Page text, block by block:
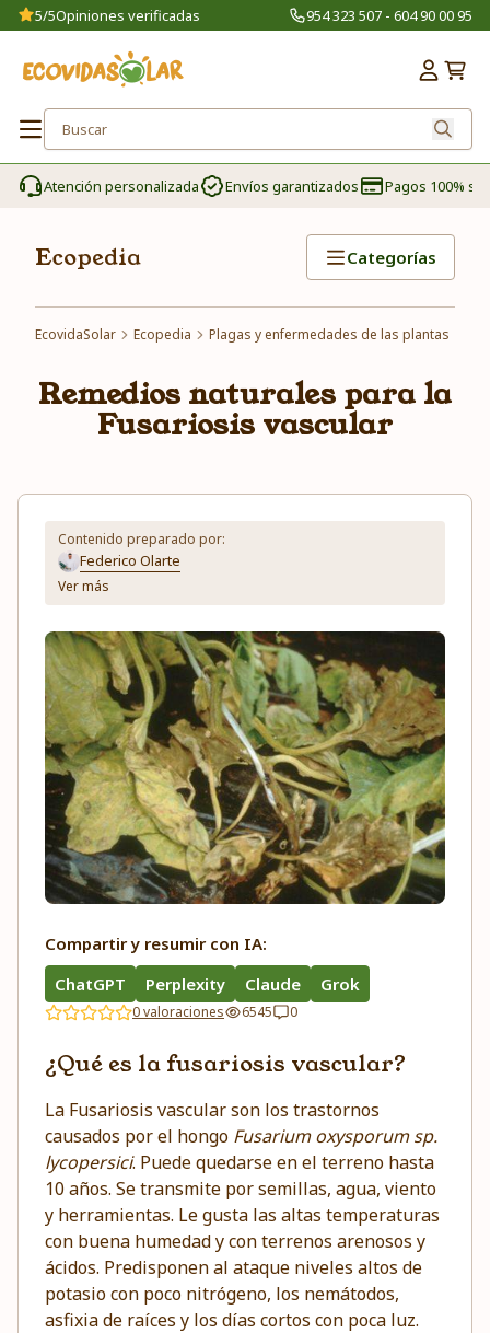
5/5Opiniones verificadas 954 323 507 - 604 90 00 95
Atención personalizada Envíos garantizados Pagos 100%
Ecopedia Categorías
EcovidaSolar Ecopedia Plagas y enfermedades de las plantas
Remedios naturales para la
Fusariosis vascular
Contenido preparado por:
Federico Olarte
Ver más
Compartir y resumir con IA:
ChatGPT
Perplexity Claude Grok
0 valoraciones 6545 0
¿Qué es la fusariosis vascular?
La Fusariosis vascular son los trastornos
causados por el hongo Fusarium oxysporum sp.
lycopersici. Puede quedarse en el terreno hasta
10 años. Se transmite por semillas, agua, viento
y herramientas. Le gusta las altas temperaturas
con buena humedad y con terrenos arenosos y
ácidos. Predisponen al ataque niveles altos de
potasio con poco nitrógeno, los nemátodos,
asfixia de raíces y los días cortos con poca luz.